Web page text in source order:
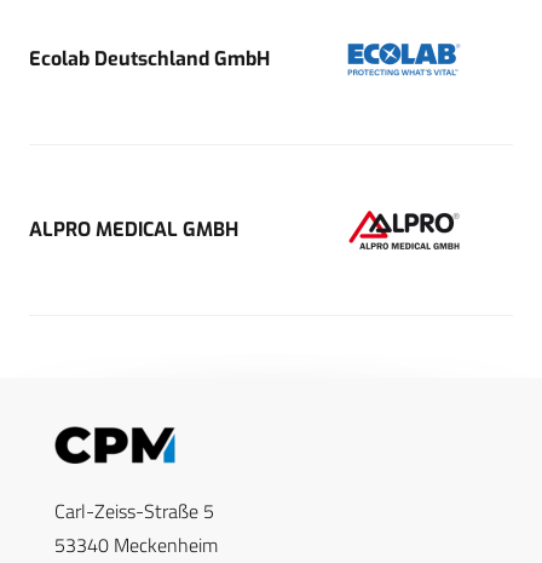
Ecolab Deutschland GmbH
ALPRO MEDICAL GMBH
Carl-Zeiss-Straße 5
53340 Meckenheim